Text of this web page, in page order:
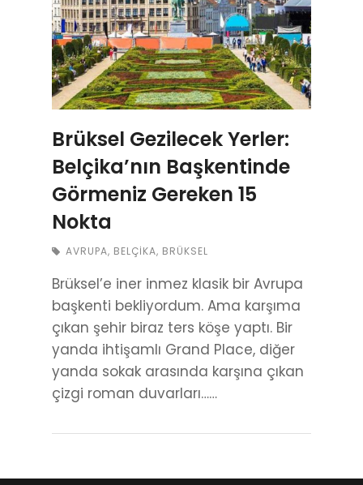
Brüksel Gezilecek Yerler:
Belçika’nın Başkentinde
Görmeniz Gereken 15
Nokta
AVRUPA, BELÇIKA, BRÜKSEL
Brüksel’e iner inmez klasik bir Avrupa
başkenti bekliyordum. Ama karşıma
çıkan şehir biraz ters köşe yaptı. Bir
yanda ihtişamlı Grand Place, diğer
yanda sokak arasında karşına çıkan
çizgi roman duvarları……